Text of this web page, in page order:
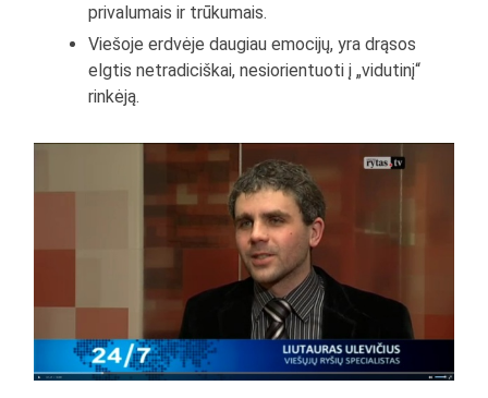
privalumais ir trūkumais.
Viešoje erdvėje daugiau emocijų, yra drąsos
elgtis netradiciškai, nesiorientuoti į „vidutinį“
rinkėją.